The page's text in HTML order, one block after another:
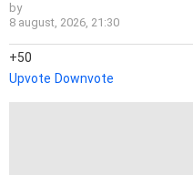
by
8 august, 2026, 21:30
50
Upvote Downvote